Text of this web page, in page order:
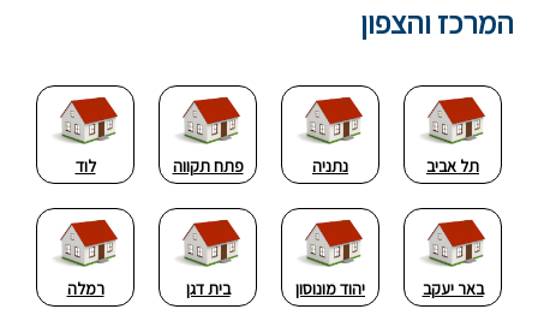
המרכז והצפון
תל אביב נתניה פתח תקווה לוד
באר יעקב יהוד מונוסון בית דגן רמלה